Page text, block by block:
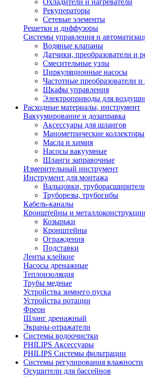
Охладители и нагреватели
Рекуператоры
Сетевые элементы
Решетки и диффузоры
Системы управления и
Водяные клапаны
Датчики, преобразователи и
Смесительные узлы
Циркуляционные насосы
Частотные преобразователи и
Шкафы управления
Электроприводы для
Расходные материалы, инструмент
Вакуумирование и дозаправка
Аксессуары для шлангов
Манометрические коллекторы
Масла и химия
Насосы вакуумные
Шланги заправочные
Измерительный инструмент
Инструмент для монтажа
Вальцовки,
Труборезы, трубогибы
Кабель-каналы
Кронштейны и металлоконструкции
Козырьки
Кронштейны
Ограждения
Подставки
Ленты клейкие
Насосы дренажные
Теплоизоляция
Трубы медные
Устройства зимнего пуска
Устройства ротации
Фреон
Шланг дренажный
Экраны-отражатели
Системы водоочистки
PHILIPS Аксессуары
PHILIPS Системы фильтрации
Системы регулирования влажности
Осушители для бассейнов